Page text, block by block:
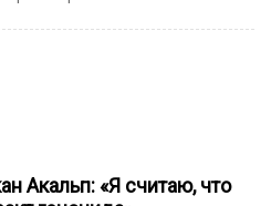
Акальп: «Я считаю, что